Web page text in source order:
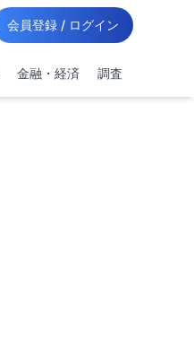
会員登録 / ログイン
金融・経済 調査